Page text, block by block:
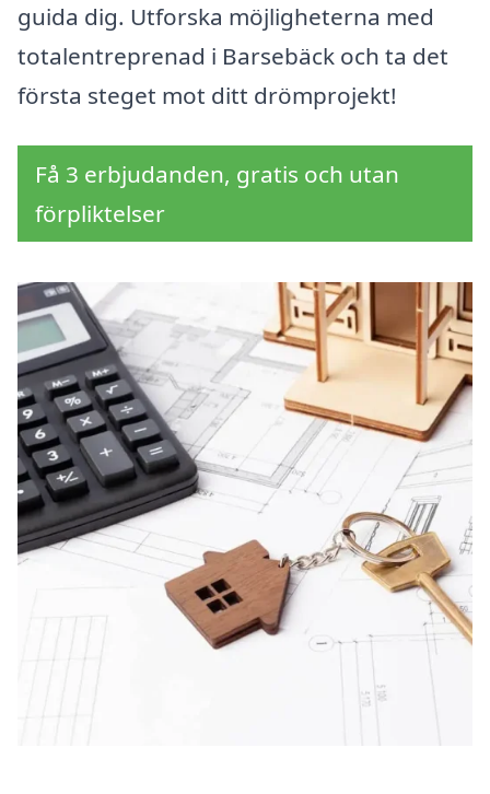
guida dig. Utforska möjligheterna med
totalentreprenad i Barsebäck och ta det
första steget mot ditt drömprojekt!
Få 3 erbjudanden, gratis och utan
förpliktelser